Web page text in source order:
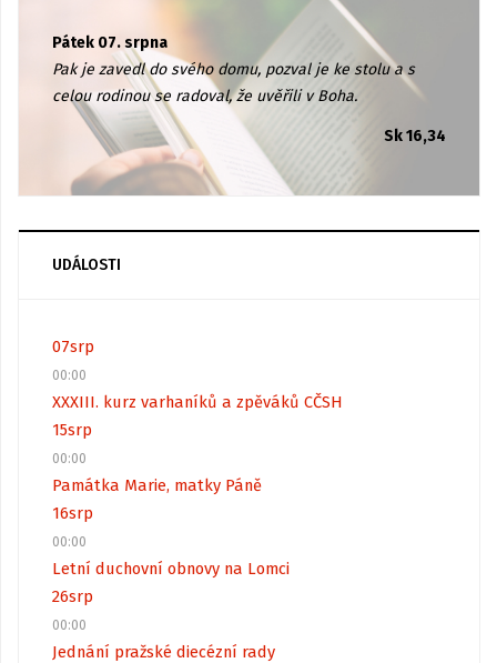
Pátek 07. srpna
Pak je zavedl do svého domu, pozval je ke stolu a s
celou rodinou se radoval, že uvěřili v Boha.
Sk 16,34
UDÁLOSTI
07srp
00:00
XXXIII. kurz varhaníků a zpěváků CČSH
15srp
00:00
Památka Marie, matky Páně
16srp
00:00
Letní duchovní obnovy na Lomci
26srp
00:00
Jednání pražské diecézní rady